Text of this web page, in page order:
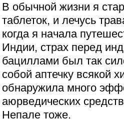
В обычной жизни я
таблеток, и лечусь
когда я начала
Индии, страх перед
бациллами был так
собой аптечку всякой
обнаружила много
аюрведических
Непале тоже.